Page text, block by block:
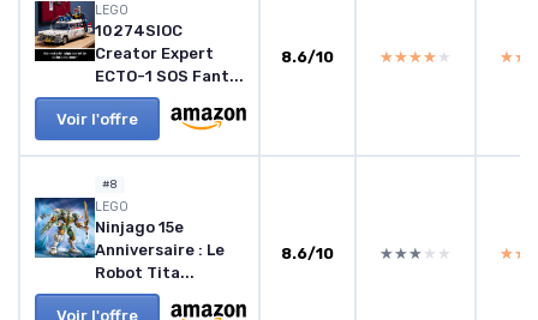
LEGO
10274SIOC
Creator Expert
ECTO-1 SOS Fant...
Voir l'offre
8.6/10 ★★★★★
★★★★★
#8
LEGO
Ninjago 15e
Anniversaire : Le
Robot Tita...
Voir l'offre
8.6/10 ★★★★★
★★★★★